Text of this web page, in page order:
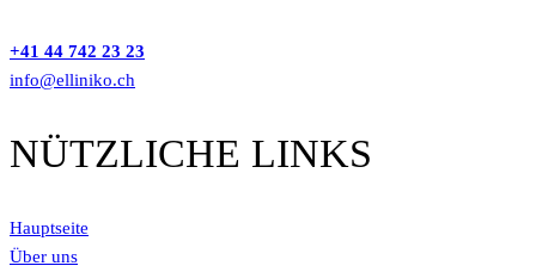
+41 44 742 23 23
info@elliniko.ch
NÜTZLICHE LINKS
Hauptseite
Über uns